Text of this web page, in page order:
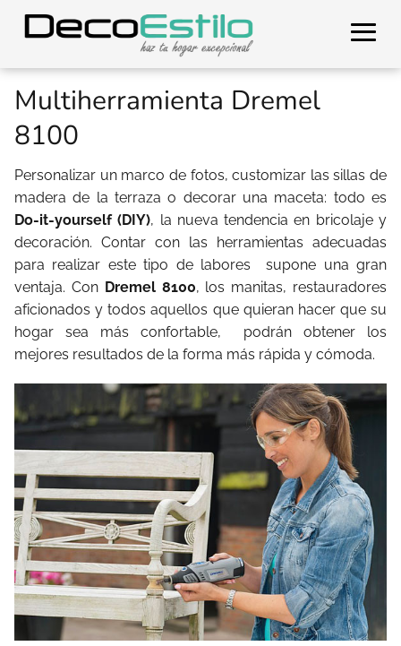
Multiherramienta Dremel
8100
Personalizar un marco de fotos, customizar las sillas de
madera de la terraza o decorar una maceta: todo es
Do-it-yourself (DIY), la nueva tendencia en bricolaje y
decoración. Contar con las herramientas adecuadas
para realizar este tipo de labores supone una gran
ventaja. Con Dremel 8100, los manitas, restauradores
aficionados y todos aquellos que quieran hacer que su
hogar sea más confortable, podrán obtener los
mejores resultados de la forma más rápida y cómoda.